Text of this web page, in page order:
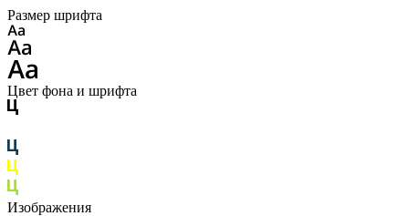
Размер шрифта
Цвет фона и шрифта
Изображения